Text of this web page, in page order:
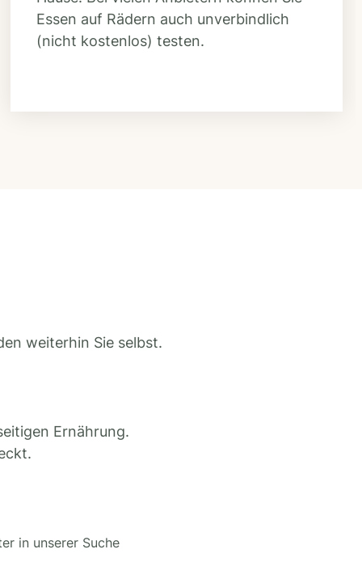
Essen auf Rädern auch unverbindlich
(nicht kostenlos) testen.
weiterhin Sie selbst.
Ernährung.
in unserer Suche